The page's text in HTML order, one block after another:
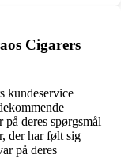
Cigarers
kundeservice
deres spørgsmål
der har følt sig
på deres